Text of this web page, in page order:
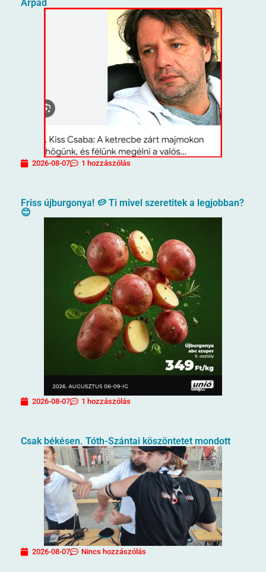
Árpád
2026-08-07 1 hozzászólás
Friss újburgonya! 🥔 Ti mivel szeretitek a legjobban?
😊
2026-08-07 1 hozzászólás
Csak békésen. Tóth-Szántai köszöntetet mondott
2026-08-07 Nincs hozzászólás